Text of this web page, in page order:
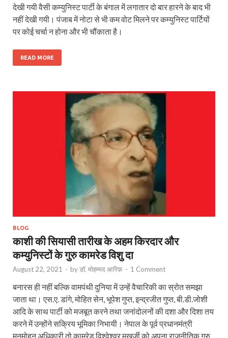
देखी गयी वैसी कम्युनिस्ट पार्टी के बंगाल में लगातार दो बार हारने के बाद भी
नहीं देखी गयी। पंजाब में नोटा से भी कम वोट मिलने पर कम्‍युनिस्‍ट पार्टियों
पर कोई चर्चा न होना और भी चौंकाता है।
READ MORE
BLOG
काशी की सियासी तारीख के अहम किरदार और
कम्युनिस्टों के गुरु कामरेड विशु दा
August 22, 2021 - byडॉ. मोहम्मद आरिफ़ - 1 Comment
बनारस ही नहीं बल्कि वामपंथी दुनिया में उन्हें वैचारिकी का स्रोत समझा
जाता था। एस.ए. डांगे, मोहित सेन, भूपेश गुप्त, इन्द्रजीत गुप्त, बी.डी.जोशी
आदि के साथ पार्टी को मजबूत करने तथा जनांदोलनों की दशा और दिशा तय
करने में उन्होंने सक्रिय भूमिका निभायी। नेपाल के पूर्व प्रधानमंत्री
मनमोहन अधिकारी तो कामरेड विश्वेश्वर मुखर्जी को अपना राजनीतिक गुरु